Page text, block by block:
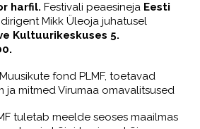
harfil. Festivali peaesineja Eesti
dirigent Mikk Üleoja juhatusel
Kultuurikeskuses 5.
fond PLMF, toetavad
ja mitmed Virumaa omavalitsused
tuletab meelde seoses maailmas